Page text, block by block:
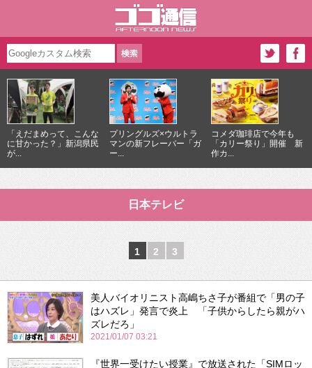
「えだまめって、こんな
に甘かった？」新潟県民
が...
プリングルズ×ウルトラ
マンの新フレーバー「ガ
ー...
コメダ珈琲店で今年も
「カリー祭り」開催 新
作カ...
日本テレビ
1 2 3
美人バイオリニスト高嶋ちさ子が番組で「男の子
はハズレ」発言で炎上 「子供からしたら親がハ
ズレだろ」
2021/01/07 03:21
『世界一受けたい授業』で放送された「SIMロッ